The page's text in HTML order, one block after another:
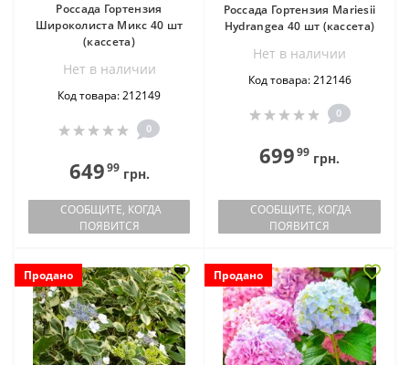
Россада Гортензия
Широколиста Микс 40 шт
(кассета)
Нет в наличии
Код товара: 212149
0
64999грн.
СООБЩИТЕ, КОГДА
ПОЯВИТСЯ
Россада Гортензия Mariesii
Hydrangea 40 шт (кассета)
Нет в наличии
Код товара: 212146
0
69999 грн.
СООБЩИТЕ, КОГДА
ПОЯВИТСЯ
Продано Продано